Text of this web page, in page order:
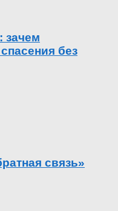
зачем
без
связь»